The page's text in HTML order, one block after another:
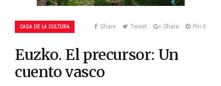
CASA DE LA CULTURA Share Tweet Share Pin it
Euzko. El precursor: Un
cuento vasco